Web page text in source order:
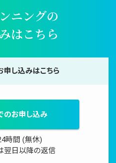
ニングの
はこちら
申し込みはこちら
のお申し込み
時間 (無休)
翌日以降の返信